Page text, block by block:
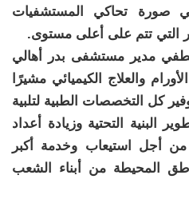
صورة تحاكي المستشفيات
التي تتم على أعلى مستوى.
لطفي مدير مستشفى بدر أهالي
والعلاج الكيميائي مشيرًا
كل التخصصات الطبية لتلبية
البنية التحتية وزيادة أعداد
من أجل استيعاب وخدمة أكبر
المحيطة من أبناء الشعب